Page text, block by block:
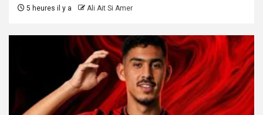
5 heures il y a Ali Ait Si Amer